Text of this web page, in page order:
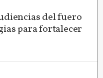
del fuero
para fortalecer